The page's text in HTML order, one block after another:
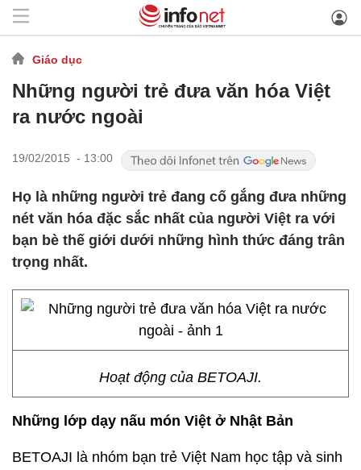
Giáo dục
Những người trẻ đưa văn hóa Việt
ra nước ngoài
19/02/2015 - 13:00
Họ là những người trẻ đang cố gắng đưa những
nét văn hóa đặc sắc nhất của người Việt ra với
bạn bè thế giới dưới những hình thức đáng trân
trọng nhất.
Hoạt động của BETOAJI.
Những lớp dạy nấu món Việt ở Nhật Bản
BETOAJI là nhóm bạn trẻ Việt Nam học tập và sinh